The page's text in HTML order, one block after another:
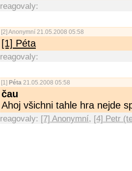
reagovaly:
[2] Anonymní 21.05.2008 05:58
[1] Péta
reagovaly:
[1] Péta 21.05.2008 05:58
čau
Ahoj všichni tahle hra nejde
reagovaly: [7] Anonymní, [4] Petr